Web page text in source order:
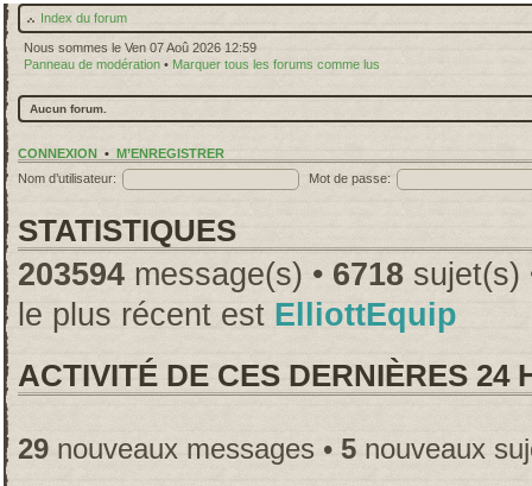
Index du forum
Nous sommes le Ven 07 Aoû 2026 12:59
Panneau de modération • Marquer tous les forums comme lus
Aucun forum.
CONNEXION • M’ENREGISTRER
Nom d’utilisateur:
Mot de passe:
STATISTIQUES
203594 message(s) • 6718 sujet(s)
le plus récent est ElliottEquip
ACTIVITÉ DE CES DERNIÈRES 24
29 nouveaux messages • 5 nouveaux